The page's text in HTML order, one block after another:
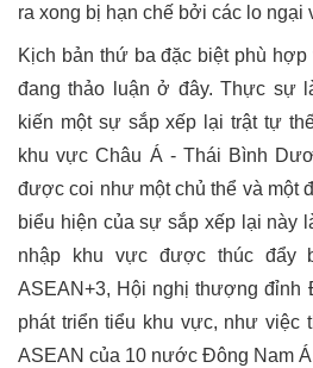
ra xong bị hạn chế bởi các lo ngại
Kịch bản thứ ba đặc biệt phù
đang thảo luận ở đây. Thực sự
kiến một sự sắp xếp lại trật tự
khu vực Châu Á - Thái Bình
được coi như một chủ thể và một
biểu hiện của sự sắp xếp lại này
nhập khu vực được thúc đẩy
ASEAN+3, Hội nghị thượng đỉnh
phát triển tiểu khu vực, như việc
ASEAN của 10 nước Đông Nam